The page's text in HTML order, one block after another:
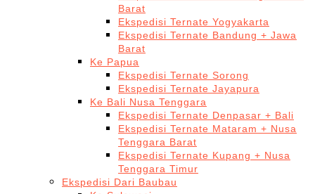
Barat
Ekspedisi Ternate Yogyakarta
Ekspedisi Ternate Bandung + Jawa
Barat
Ke Papua
Ekspedisi Ternate Sorong
Ekspedisi Ternate Jayapura
Ke Bali Nusa Tenggara
Ekspedisi Ternate Denpasar + Bali
Ekspedisi Ternate Mataram + Nusa
Tenggara Barat
Ekspedisi Ternate Kupang + Nusa
Tenggara Timur
Ekspedisi Dari Baubau